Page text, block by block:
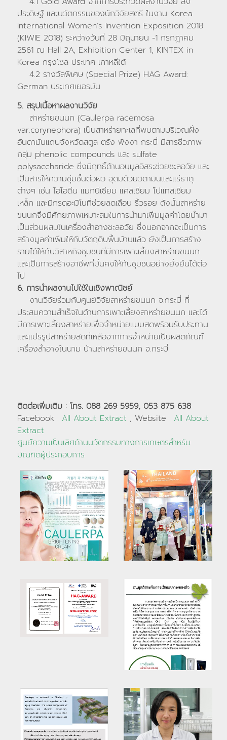
ประดิษฐ์ และนวัตกรรมของนักวิจัยสตรี ในงาน Korea
International Women’s Invention Exposition 2018
(KIWIE 2018) ระหว่างวันที่ 28 มิถุนายน -1 กรกฎาคม
2561 ณ Hall 2A, Exhibition Center 1, KINTEX in
Korea กรุงโซล ประเทศ เกาหลีใต้
4.2 รางวัลพิเศษ (Special Prize) HAG Award:
German ประเทศเยอรมัน
5. สรุปเนื้อหาผลงานวิจัย
สาหร่ายขนนก (Caulerpa racemosa
var.corynephora) เป็นสาหร่ายทะเลที่พบตามบริเวณฝั่ง
อันดามันแถบจังหวัดสตูล ตรัง พังงา กระบี่ มีสารชีวภาพ
กลุ่ม phenolic compounds และ sulfate
polysaccharide ซึ่งมีฤทธิ์ต้านอนุมูลอิสระช่วยชะลอวัย และ
เป็นสารให้ความชุ่มชื้นต่อผิว อุดมด้วยวิตามินและแร่ธาตุ
ต่างๆ เช่น ไอโอดีน แมกนีเซียม แคลเซียม โปแทสเซียม
เหล็ก และมีกรดอะมิโนที่ช่วยลดเลือน ริ้วรอย ดังนั้นสาหร่าย
ขนนกจึงมีศักยภาพเหมาะสมในการนำมาเพิ่มมูลค่าโดยนำมา
เป็นส่วนผสมในเครื่องสำอางชะลอวัย ซึ่งนอกจากจะเป็นการ
สร้างมูลค่าเพิ่มให้กับวัตถุดิบพื้นบ้านแล้ว ยังเป็นการสร้าง
รายได้ให้กับวิสาหกิจชุมชนที่มีการเพาะเลี้ยงสาหร่ายขนนก
และเป็นการสร้างอาชีพที่มั่นคงให้กับชุมชนอย่างยั่งยืนได้ต่อ
ไป
6. การนำผลงานไปใช้ในเชิงพาณิชย์
งานวิจัยร่วมกับศูนย์วิจัยสาหร่ายขนนก จ.กระบี่ ที่
ประสบความสำเร็จในด้านการเพาะเลี้ยงสาหร่ายขนนก และได้
มีการเพาะเลี้ยงสาหร่ายเพื่อจำหน่ายแบบสดพร้อมรับประทาน
และแปรรูปสาหร่ายสดที่เหลือจากการจำหน่ายเป็นผลิตภัณฑ์
เครื่องสำอางในนาม บ้านสาหร่ายขนนก จ.กระบี่
ติดต่อเพิ่มเติม : โทร. 088 269 5959, 053 875 638
Facebook : All About Extract , Website : All About
Extract
ศูนย์ความเป็นเลิศด้านนวัตกรรมทางการเกษตรสำหรับ
บัณฑิตผู้ประกอบการ